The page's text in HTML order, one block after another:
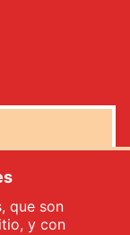
Menù*
que son
y con